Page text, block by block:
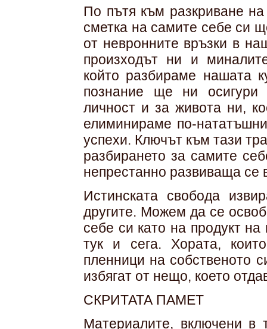
По пътя към разкриване
сметка на самите себе си
от невронните връзки в
произходът ни и
който разбираме нашата
познание ще ни осигури
личност и за живота ни,
елиминираме по-
успехи. Ключът към тази
разбирането за самите
непрестанно развиваща се
Истинската свобода
другите. Можем да се
себе си като на продукт
тук и сега. Хората,
пленници на собственото
избягат от нещо, което
СКРИТАТА ПАМЕТ
Материалите, включени в